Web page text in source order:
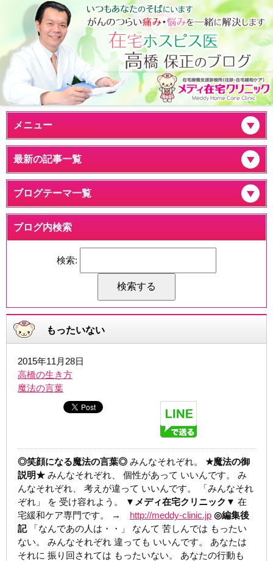
メニュー
最新の記事一覧
ブログテーマ一覧
ブログ内検索
検索:
もったいない
2015年11月28日
高橋の生き方
魔法の言葉
◎笑顔になる魔法の言葉◎ みんなそれぞれ。 ★魔法の御
説明★ みんなそれぞれ、 個性があって いいんです。 み
んなそれぞれ、 考えが違って いいんです。 「みんなそれ
ぞれ」 を 受け容れよう。
▼メディ在宅クリニック▼ 在
宅緩和ケア専門です。 → http://meddy-clinic.jp ◎編集後
記「なんであの人は・・」 なんて 苦しんでは もったい
ない。 みんなそれぞれ 違っても いいんです。 あなたは
それに 振り回されては もったいない。 あなたの行動も